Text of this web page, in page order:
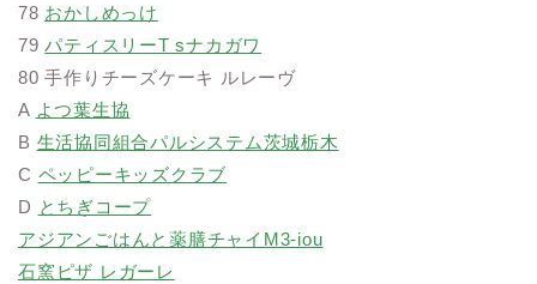
78 おかしめっけ
79パティスリーT sナカガワ
80 手作りチーズケーキ ルレーヴ
A よつ葉生協
B 生活協同組合パルシステム茨城栃木
C ペッピーキッズクラブ
D とちぎコープ
アジアンごはんと薬膳チャイM3-iou
石窯ピザ レガーレ